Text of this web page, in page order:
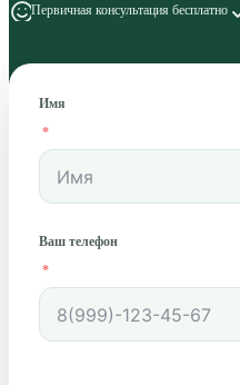
Первичная консультация бесплатно
Имя
Ваш телефон